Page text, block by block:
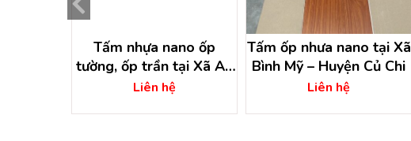
Tấm nhựa nano ốp
tường, ốp trần tại Xã An
Phú – Huyện Củ Chi
Liên hệ
Tấm ốp nhưa nano tại Xã
Bình Mỹ – Huyện Củ Chi
Liên hệ